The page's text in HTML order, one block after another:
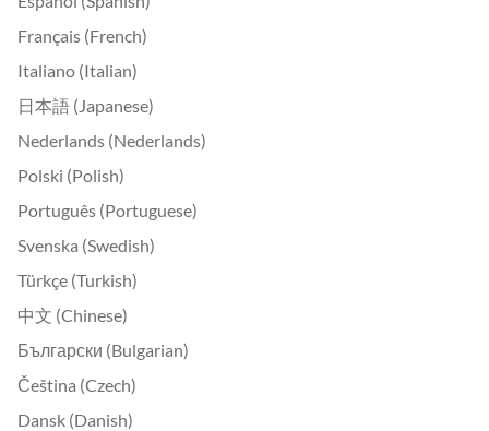
Français (French)
Italiano (Italian)
日本語 (Japanese)
Nederlands (Nederlands)
Polski (Polish)
Português (Portuguese)
Svenska (Swedish)
Türkçe (Turkish)
中文 (Chinese)
Български (Bulgarian)
Čeština (Czech)
Dansk (Danish)